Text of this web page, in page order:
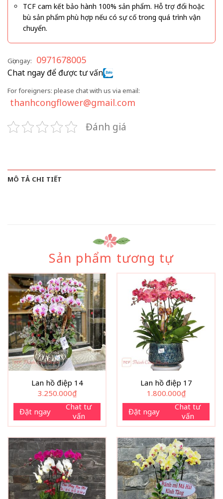
TCF cam kết bảo hành 100% sản phẩm. Hỗ trợ đổi hoặc
bù sản phẩm phù hợp nếu có sự cố trong quá trình vận
chuyển.
Gọi ngay: 0971678005
Chat ngay để được tư vấn
For foreigners: please chat with us via email:
thanhcongflower@gmail.com
Đánh giá
MÔ TẢ CHI TIẾT
Sản phẩm tương tự
Lan hồ điệp 14
3.250.000₫
Đặt ngay
Chat tư
vấn
Lan hồ điệp 17
1.800.000₫
Đặt ngay
Chat tư
vấn